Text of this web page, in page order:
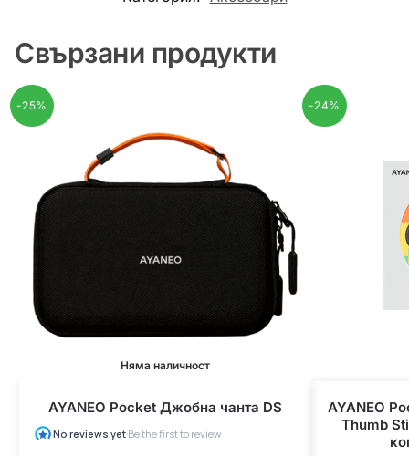
Свързани продукти
-25%
Няма наличност
AYANEO Pocket Джобна чанта DS
-24%
AYANEO
Thumb